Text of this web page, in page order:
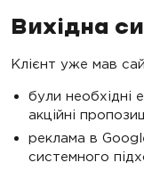
Вихідна
Клієнт уже мав
були необхідні
акційні
реклама в
системного